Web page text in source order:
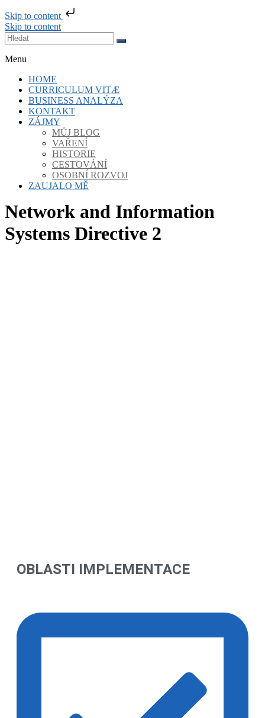
Skip to content
Skip to content
Business analytik & Enterprise architekt
Menu
HOME
CURRICULUM VITÆ
BUSINESS ANALÝZA
KONTAKT
ZÁJMY
MŮJ BLOG
VAŘENÍ
HISTORIE
CESTOVÁNÍ
OSOBNÍ ROZVOJ
ZAUJALO MĚ
Network and Information
Systems Directive 2
OBLASTI IMPLEMENTACE